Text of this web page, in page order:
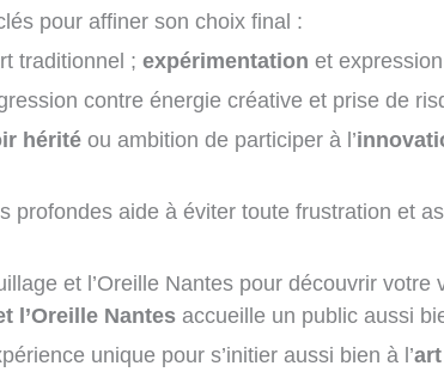
pour affiner son choix final :
traditionnel ; expérimentation et
contre énergie créative et prise de
hérité ou ambition de participer à l’
profondes aide à éviter toute frustration et
et l’Oreille Nantes pour découvrir votre
l’Oreille Nantes accueille un public aussi
unique pour s’initier aussi bien à l’